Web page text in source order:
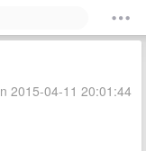
2015-04-11 20:01:44